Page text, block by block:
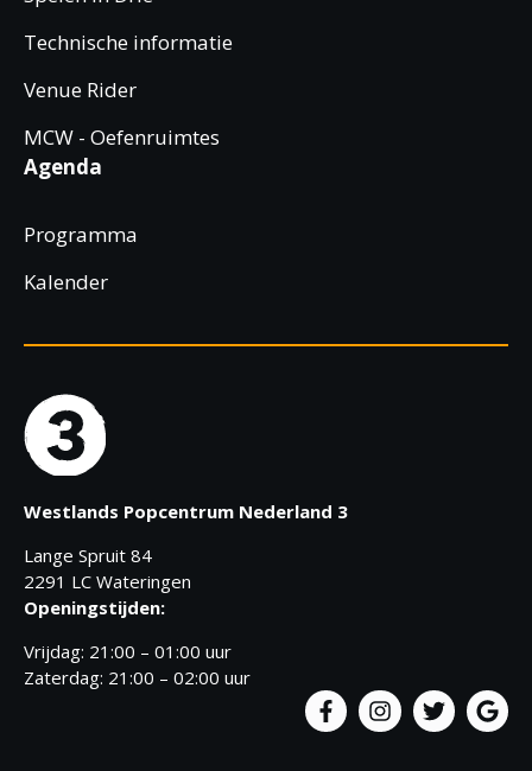
Technische informatie
Venue Rider
MCW - Oefenruimtes
Agenda
Programma
Kalender
Westlands Popcentrum Nederland 3
Lange Spruit 84
2291 LC Wateringen
Openingstijden:
Vrijdag: 21:00 – 01:00 uur
Zaterdag: 21:00 – 02:00 uur